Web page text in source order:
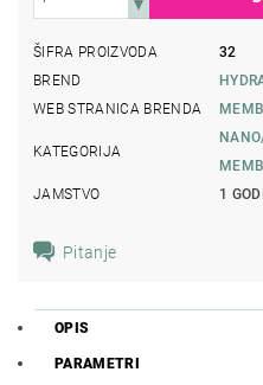
ŠIFRA PROIZVODA
32
BREND
WEB STRANICA BRENDA
KATEGORIJA
JAMSTVO
1
Pitanje
OPIS
PARAMETRI